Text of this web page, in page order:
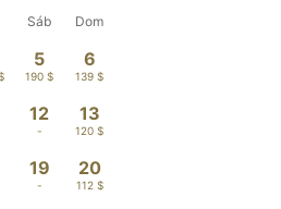
Sáb Dom
5
190 $
6
139 $
12
-
13
120 $
19
-
20
112 $